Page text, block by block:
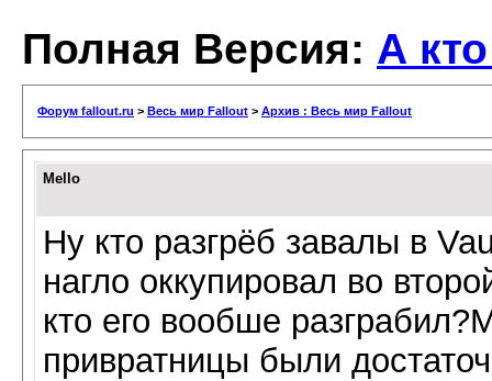
Полная Версия: А
Форум fallout.ru > Весь мир Fallout > Архив : Весь мир Fallout
Mello
Ну кто разгрёб завалы в
нагло оккупировал во
кто его вообше
привратницы были